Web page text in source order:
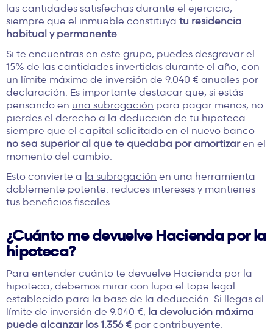
las cantidades satisfechas durante el ejercicio,
siempre que el inmueble constituya tu residencia
habitual y permanente
Si te encuentras en este grupo, puedes desgravar el
15% de las cantidades invertidas durante el año, con
un límite máximo de inversión de 9.040 € anuales por
declaración. Es importante destacar que, si estás
pensando en una subrogación para pagar menos, no
pierdes el derecho a la deducción de tu hipoteca
siempre que el capital solicitado en el nuevo banco
no sea superior al que te quedaba por amortizaren el
momento del cambio.
Esto convierte a la subrogación en una herramienta
doblemente potente: reduces intereses y mantienes
tus beneficios fiscales.
¿Cuánto me devuelve Hacienda por la
hipoteca?
Para entender cuánto te devuelve Hacienda por la
hipoteca, debemos mirar con lupa el tope legal
establecido para la base de la deducción. Si llegas al
límite de inversión de 9.040 €, la devolución máxima
puede alcanzar los 1.356 € por contribuyente.